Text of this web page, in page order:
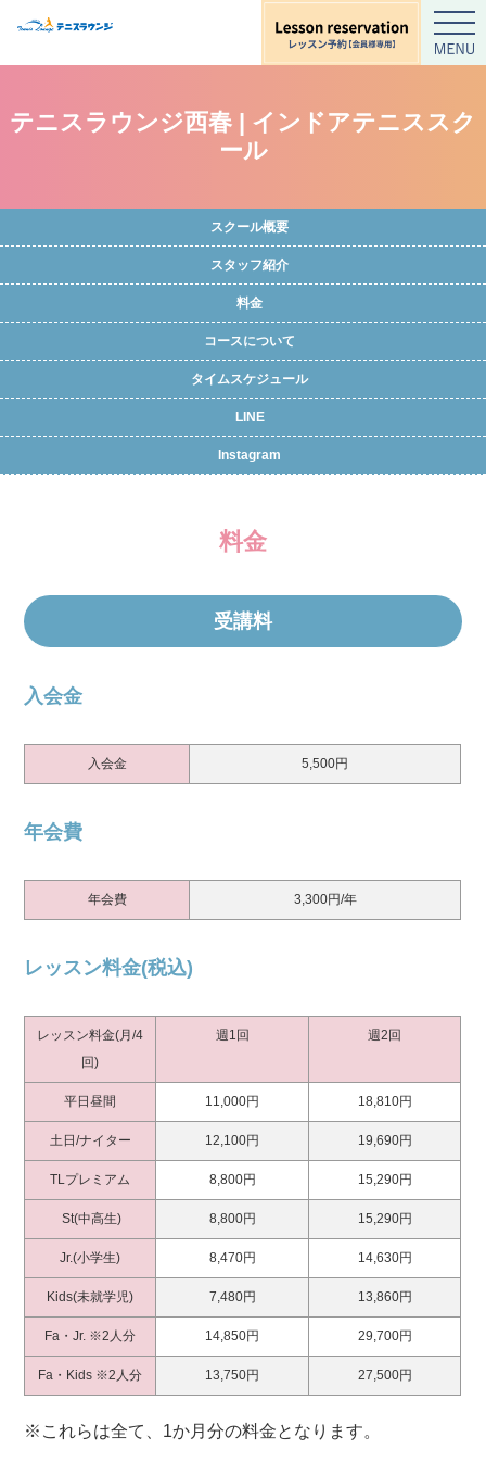
テニスラウンジ西春 | インドアテニススク
ール
スクール概要
スタッフ紹介
料金
コースについて
タイムスケジュール
LINE
Instagram
料金
受講料
入会金
入会金 5,500円
年会費
年会費 3,300円/年
レッスン料金(税込)
レッスン料金(月/4
回)
週1回 週2回
平日昼間 11,000円 18,810円
土日/ナイター 12,100円 19,690円
TLプレミアム 8,800円 15,290円
St(中高生) 8,800円 15,290円
Jr.(小学生) 8,470円 14,630円
Kids(未就学児) 7,480円 13,860円
Fa・Jr. ※2人分 14,850円 29,700円
Fa・Kids ※2人分 13,750円 27,500円
※これらは全て、1か月分の料金となります。